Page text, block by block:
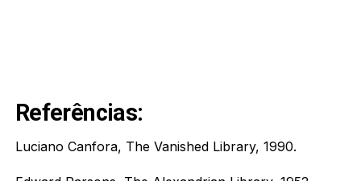
Referências:
Luciano Canfora, The Vanished Library, 1990.